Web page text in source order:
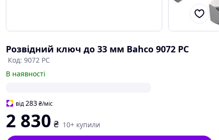
Розвідний ключ до 33 мм Bahco 9072 PC
Код: 9072 PC
В наявності
від283₴/міс
2 830 ₴ 10+ купили